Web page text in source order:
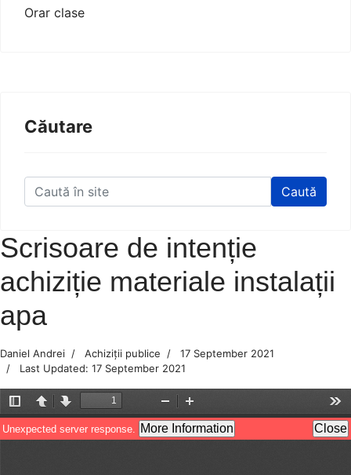
Orar clase
Căutare
Caută
Scrisoare de intenție
achiziție materiale instalații
apa
Daniel Andrei Achiziții publice
17 September 2021
Last Updated: 17 September 2021